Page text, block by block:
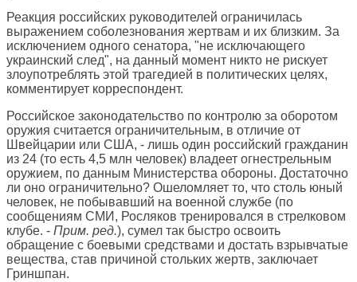
Реакция российских руководителей ограничилась
выражением соболезнования жертвам и их близким. За
исключением одного сенатора, "не исключающего
украинский след", на данный момент никто не рискует
злоупотреблять этой трагедией в политических целях,
комментирует корреспондент.
Российское законодательство по контролю за оборотом
оружия считается ограничительным, в отличие от
Швейцарии или США, - лишь один российский гражданин
из 24 (то есть 4,5 млн человек) владеет огнестрельным
оружием, по данным Министерства обороны. Достаточно
ли оно ограничительно? Ошеломляет то, что столь юный
человек, не побывавший на военной службе (по
сообщениям СМИ, Росляков тренировался в стрелковом
клубе. - Прим. ред.), сумел так быстро освоить
обращение с боевыми средствами и достать взрывчатые
вещества, став причиной стольких жертв, заключает
Гриншпан.